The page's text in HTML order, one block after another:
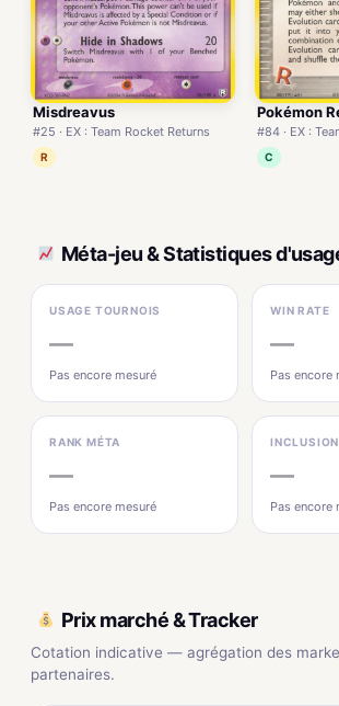
Misdreavus
#25 · EX : Team Rocket Returns
R
Pokémon
#84 · EX :
C
Méta-jeu & Statistiques
USAGE TOURNOIS
—
Pas encore mesuré
WIN RATE
—
Pas encore
RANK MÉTA
—
Pas encore mesuré
—
Pas encore
Prix marché & Tracker
Cotation indicative — agrégation des
partenaires.